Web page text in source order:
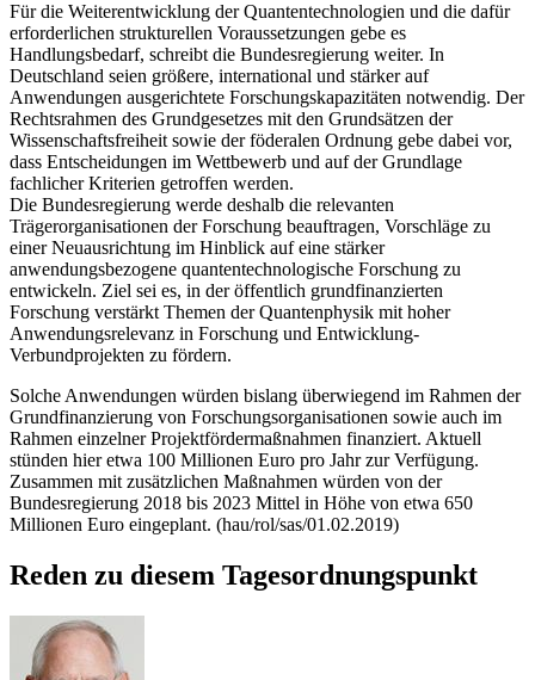
Für die Weiterentwicklung der Quantentechnologien und die dafür
erforderlichen strukturellen Voraussetzungen gebe es
Handlungsbedarf, schreibt die Bundesregierung weiter. In
Deutschland seien größere, international und stärker auf
Anwendungen ausgerichtete Forschungskapazitäten notwendig. Der
Rechtsrahmen des Grundgesetzes mit den Grundsätzen der
Wissenschaftsfreiheit sowie der föderalen Ordnung gebe dabei vor,
dass Entscheidungen im Wettbewerb und auf der Grundlage
fachlicher Kriterien getroffen werden.
Die Bundesregierung werde deshalb die relevanten
Trägerorganisationen der Forschung beauftragen, Vorschläge zu
einer Neuausrichtung im Hinblick auf eine stärker
anwendungsbezogene quantentechnologische Forschung zu
entwickeln. Ziel sei es, in der öffentlich grundfinanzierten
Forschung verstärkt Themen der Quantenphysik mit hoher
Anwendungsrelevanz in Forschung und Entwicklung-
Verbundprojekten zu fördern.
Solche Anwendungen würden bislang überwiegend im Rahmen der
Grundfinanzierung von Forschungsorganisationen sowie auch im
Rahmen einzelner Projektfördermaßnahmen finanziert. Aktuell
stünden hier etwa 100 Millionen Euro pro Jahr zur Verfügung.
Zusammen mit zusätzlichen Maßnahmen würden von der
Bundesregierung 2018 bis 2023 Mittel in Höhe von etwa 650
Millionen Euro eingeplant. (hau/rol/sas/01.02.2019)
Reden zu diesem Tagesordnungspunkt